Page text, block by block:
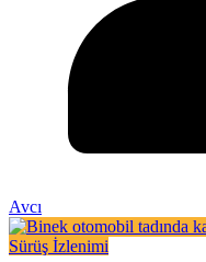
Avcı
Sürüş İzlenimi